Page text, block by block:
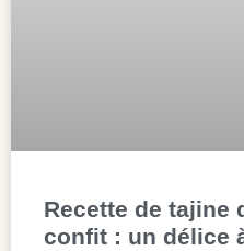
Recette de tajine
confit : un délice